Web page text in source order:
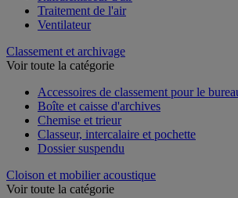
Rafraîchisseur d'air
Traitement de l'air
Classement et archivage
Accessoires de classement pour le bureau
Boîte et caisse d'archives
Chemise et trieur
Classeur, intercalaire et pochette
Cloison et mobilier acoustique